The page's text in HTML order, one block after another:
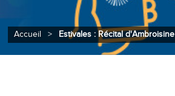
Accueil > Estivales : Récital